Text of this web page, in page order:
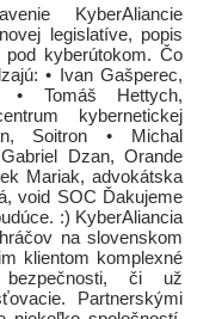
KyberAliancie
legislatíve, popis
kyberútokom. Čo
• Ivan Gašperec,
• Tomáš Hettych,
kybernetickej
Soitron • Michal
Dzan, Orande
Mariak, advokátska
void SOC Ďakujeme
:) KyberAliancia
na slovenskom
klientom komplexné
bezpečnosti, či už
Partnerskými